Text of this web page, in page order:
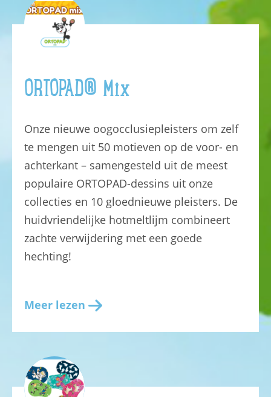
ORTOPAD® Mix
Onze nieuwe oogocclusiepleisters om zelf
te mengen uit 50 motieven op de voor- en
achterkant – samengesteld uit de meest
populaire ORTOPAD-dessins uit onze
collecties en 10 gloednieuwe pleisters. De
huidvriendelijke hotmeltlijm combineert
zachte verwijdering met een goede
hechting!
Meer lezen